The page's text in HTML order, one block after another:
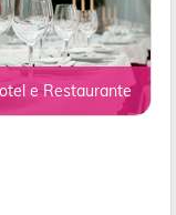
e Restaurante